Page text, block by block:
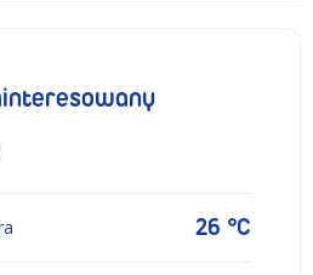
26 °C